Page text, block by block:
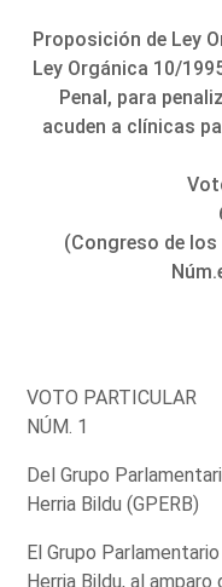
Proposición de Ley
Ley Orgánica 10/
Penal, para
acuden a clínicas
(Congreso de los
VOTO PARTICULAR
NÚM. 1
Del Grupo
Herria Bildu (GPERB)
El Grupo
Herria Bildu, al